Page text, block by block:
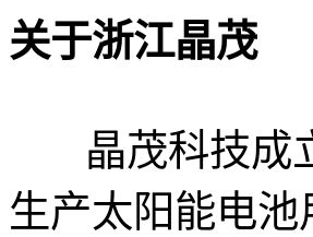
关于浙江晶茂
晶茂科技成
生产太阳能电池